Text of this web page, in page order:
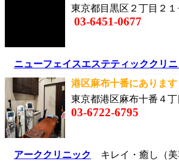
東京都目黒区２丁目２
03-6451-0677
ニューフェイスエステティッククリニ
港区麻布十番にありま
東京都港区麻布十番４
03-6722-6795
アーククリニック
キレイ・癒し（美